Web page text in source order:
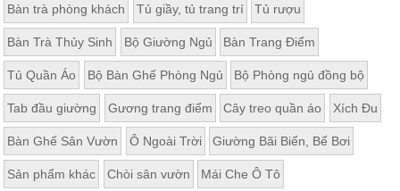
Bàn trà phòng khách Tủ giầy, tủ trang trí Tủ rượu
Bàn Trà Thủy Sinh Bộ Giường Ngủ Bàn Trang Điểm
Tủ Quần Áo Bộ Bàn Ghế Phòng Ngủ Bộ Phòng ngủ đồng bộ
Tab đầu giường Gương trang điểm Cây treo quần áo Xích Đu
Bàn Ghế Sân Vườn Ô Ngoài Trời Giường Bãi Biển, Bể Bơi
Sản phẩm khác Chòi sân vườn Mái Che Ô Tô